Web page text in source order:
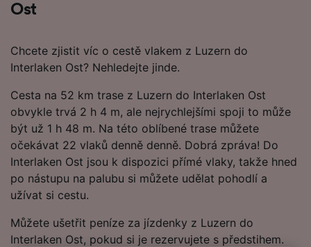
Ost
Chcete zjistit víc o cestě vlakem z Luzern do
Interlaken Ost? Nehledejte jinde.
Cesta na 52 km trase z Luzern do Interlaken Ost
obvykle trvá 2 h 4 m, ale nejrychlejšími spoji to může
být už 1 h 48 m. Na této oblíbené trase můžete
očekávat 22 vlaků denně denně. Dobrá zpráva! Do
Interlaken Ost jsou k dispozici přímé vlaky, takže hned
po nástupu na palubu si můžete udělat pohodlí a
užívat si cestu.
Můžete ušetřit peníze za jízdenky z Luzern do
Interlaken Ost, pokud si je rezervujete s předstihem.